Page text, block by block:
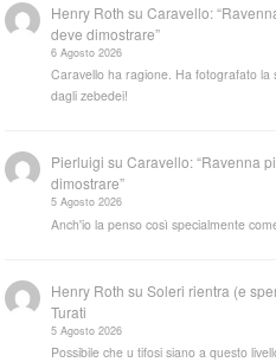
Henry Roth suCaravello:
deve dimostrare”
6 Agosto 2026
Caravello ha ragione. Ha fotografato la
dagli zebedei!
Pierluigi suCaravello: “Ravenna
dimostrare”
5 Agosto 2026
Anch'io la penso così specialmente
Henry Roth suSoleri rientra (e
Turati
5 Agosto 2026
Possibile che u tifosi siano a questo